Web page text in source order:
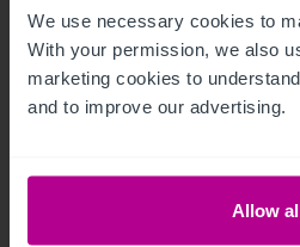
We use necessary cookies to
With your permission, we also
marketing cookies to
and to improve our advertising.
Allow
Vermittlung
Beratung
Pachtprüfung
Investitionen und Entwicklung